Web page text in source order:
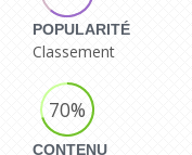
POPULARITÉ
Classement
70%
CONTENU